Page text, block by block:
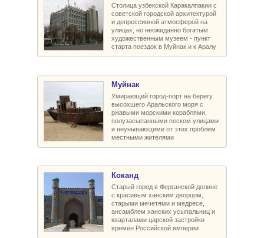
Столица узбекской Каракалпакии с
советской городской архитектурой
и депрессивной атмосферой на
улицах, но неожиданно богатым
художественным музеем - пункт
старта поездок в Муйнак и к Аралу
Муйнак
Умирающий город-порт на берегу
высохшего Аральского моря с
ржавыми морскими кораблями,
полузасыпанными песком улицами
и неунывающими от этих проблем
местными жителями
Коканд
Старый город в Ферганской долине
с красивым ханским дворцом,
старыми мечетями и медресе,
ансамблем ханских усыпальниц и
кварталами царской застройки
времён Российской империи